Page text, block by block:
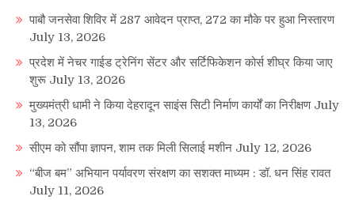
पाबौ जनसेवा शिविर में 287 आवेदन प्राप्त, 272 का मौके पर हुआ निस्तारण
July 13, 2026
प्रदेश में नेचर गाईड ट्रेनिंग सेंटर और सर्टिफिकेशन कोर्स शीघ्र किया जाए
शुरू July 13, 2026
मुख्यमंत्री धामी ने किया देहरादून साइंस सिटी निर्माण कार्यों का निरीक्षण July
13, 2026
सीएम को सौंपा ज्ञापन, शाम तक मिली सिलाई मशीन July 12, 2026
“बीज बम” अभियान पर्यावरण संरक्षण का सशक्त माध्यम : डॉ. धन सिंह रावत
July 11, 2026